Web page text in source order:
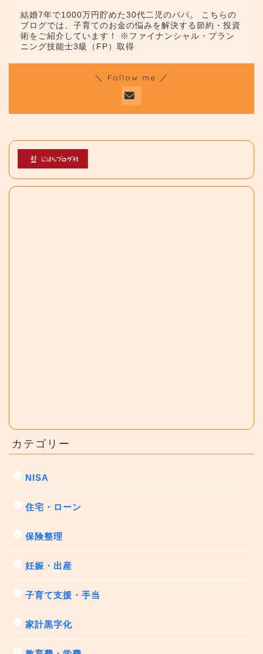
結婚7年で1000万円貯めた30代二児のパパ。 こちらの
ブログでは、子育てのお金の悩みを解決する節約・投資
術をご紹介しています！ ※ファイナンシャル・プラン
ニング技能士3級（FP）取得
＼ Follow me ／
カテゴリー
NISA
住宅・ローン
保険整理
妊娠・出産
子育て支援・手当
家計黒字化